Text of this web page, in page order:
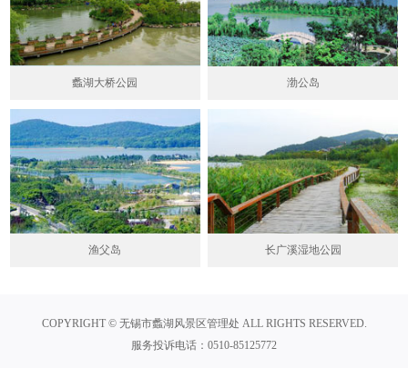
蠡湖大桥公园 渤公岛
渔父岛 长广溪湿地公园
COPYRIGHT © 无锡市蠡湖风景区管理处 ALL RIGHTS RESERVED.
服务投诉电话：0510-85125772